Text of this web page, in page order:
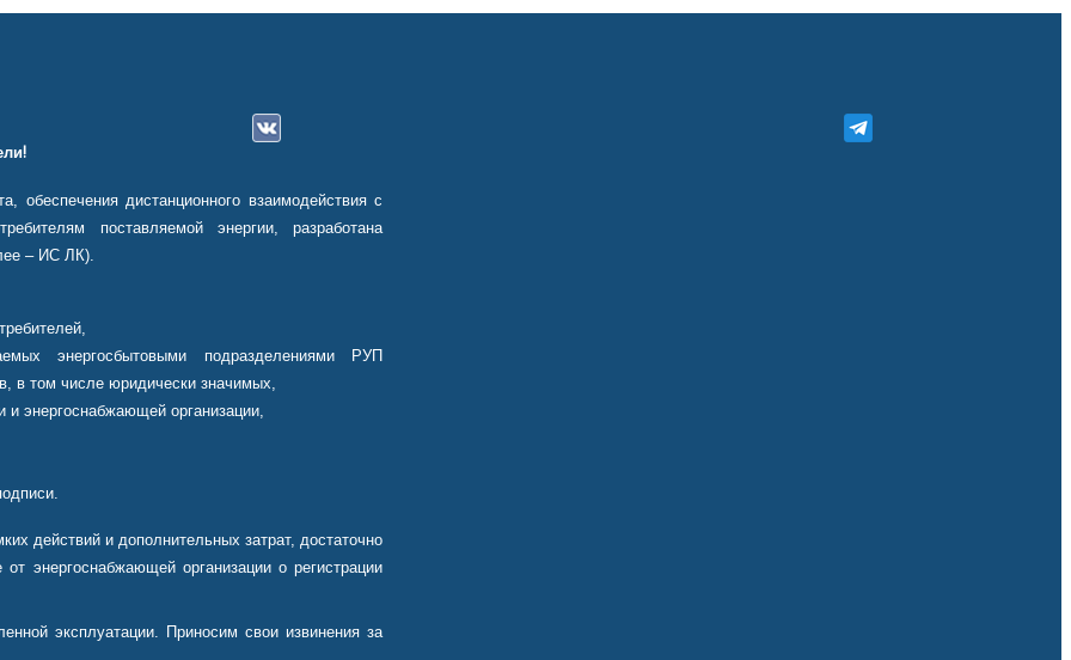
обеспечения дистанционного взаимодействия с
поставляемой энергии, разработана
– ИС ЛК).
энергосбытовыми подразделениями РУП
в том числе юридически значимых,
и энергоснабжающей организации,
действий и дополнительных затрат, достаточно
энергоснабжающей организации о регистрации
эксплуатации. Приносим свои извинения за